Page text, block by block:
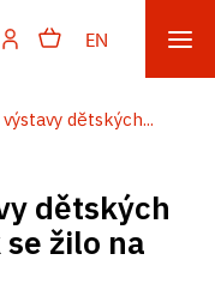
EN
dětských...
dětských
žilo na